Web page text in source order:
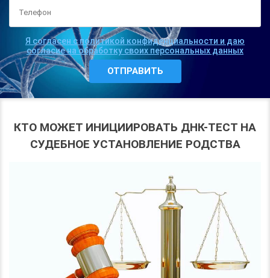
Я согласен с политикой конфиденциальности и даю
согласие на обработку своих персональных данных
КТО МОЖЕТ ИНИЦИИРОВАТЬ ДНК-ТЕСТ НА
СУДЕБНОЕ УСТАНОВЛЕНИЕ РОДСТВА